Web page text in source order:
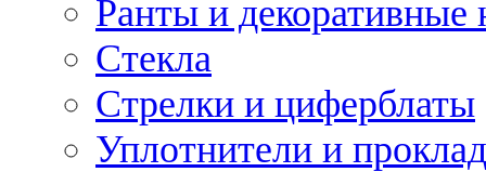
Ранты и декоративные
Стекла
Стрелки и циферблаты
Уплотнители и